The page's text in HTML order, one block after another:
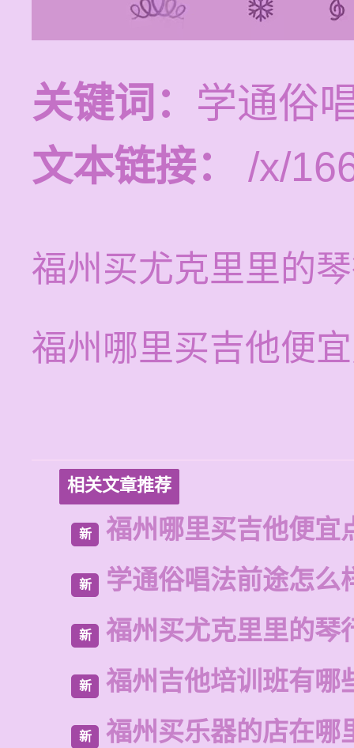
关键词： 学通俗
文本链接：
/x/
福州买尤克里里的
福州哪里买吉他便
相关文章推荐
新 福州哪里买吉他便宜
新 学通俗唱法前途怎么
新 福州买尤克里里的琴
新 福州吉他培训班有哪
新 福州买乐器的店在哪